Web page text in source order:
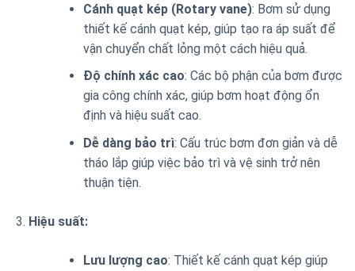
Cánh quạt kép (Rotary vane): Bơm sử dụng
thiết kế cánh quạt kép, giúp tạo ra áp suất để
vận chuyển chất lỏng một cách hiệu quả.
Độ chính xác cao: Các bộ phận của bơm được
gia công chính xác, giúp bơm hoạt động ổn
định và hiệu suất cao.
Dễ dàng bảo trì: Cấu trúc bơm đơn giản và dễ
tháo lắp giúp việc bảo trì và vệ sinh trở nên
thuận tiện.
Hiệu suất:
Lưu lượng cao: Thiết kế cánh quạt kép giúp